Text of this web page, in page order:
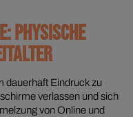
PHYSISCHE
dauerhaft Eindruck zu
verlassen und sich
von Online und